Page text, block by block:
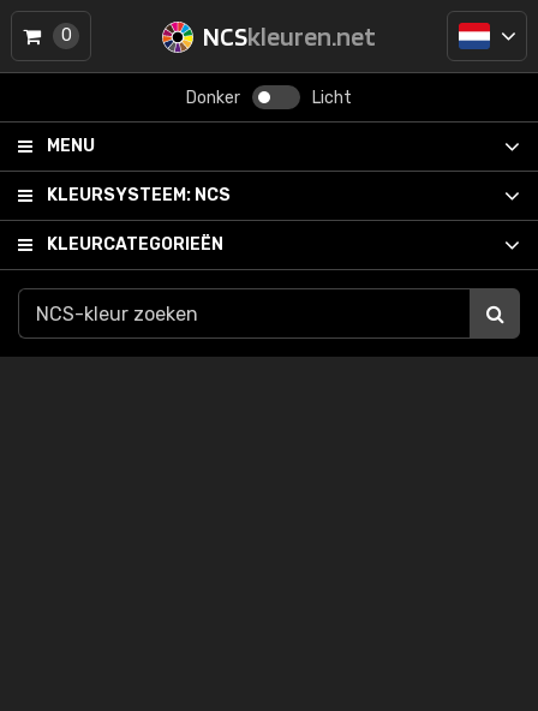
NCSkleuren.net
Donker Licht
MENU
KLEURSYSTEEM: NCS
KLEURCATEGORIEËN
0